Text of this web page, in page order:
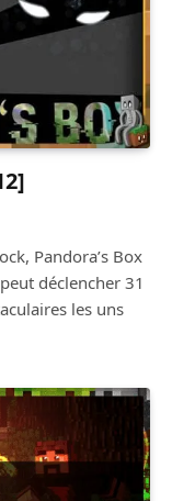
Pandora’s Box
déclencher 31
les uns